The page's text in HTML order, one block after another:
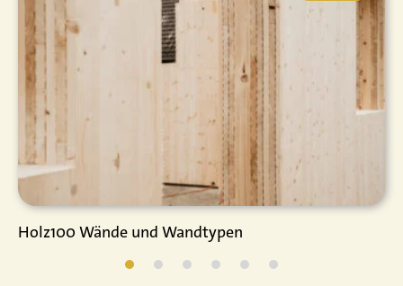
Holz100 Wände und Wandtypen